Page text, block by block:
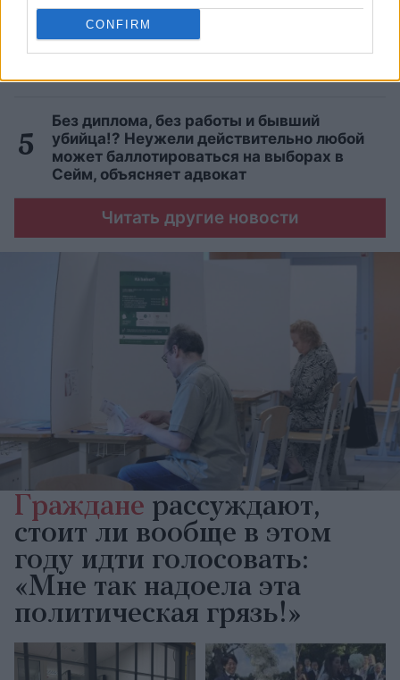
CONFIRM
Дляэтих 3 знаков зодиака август станет
настоящим кошмаром — будь готов уже
Без диплома, без работы и бывший
убийца!? Неужели действительно любой
может баллотироваться на выборах в
Сейм, объясняет адвокат
Читать другие новости
Граждане рассуждают,
стоит ли вообще в этом
году идти голосовать:
«Мне так надоела эта
политическая грязь!»